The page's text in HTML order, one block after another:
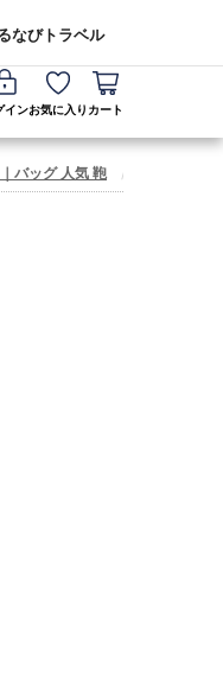
なびトラベル
インお気に入り カート
バッグ 人気 鞄